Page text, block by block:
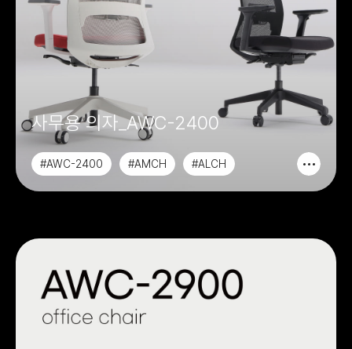
사무용 의자_AWC-2400
#AWC-2400 #AMCH
#ALCH